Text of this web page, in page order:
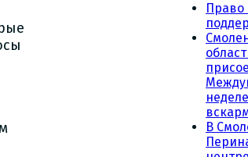
Право
В